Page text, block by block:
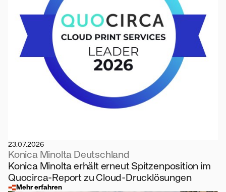
23.07.2026
Konica Minolta Deutschland
Konica Minolta erhält erneut Spitzenposition im
Quocirca-Report zu Cloud-Drucklösungen
Mehr erfahren